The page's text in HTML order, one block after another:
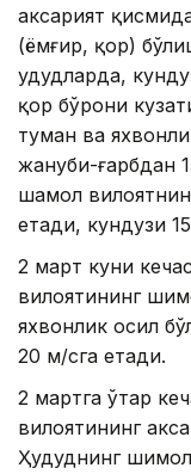
аксарият
(ёмғир, қор)
ҳудудларда,
қор бўрони
туман ва
жануби-ғарбдан
шамол
етади, кундузи
2 март куни
вилоятининг
яхвонлик ҳосил
20 м/сга етади.
2 мартга ўтар
вилоятининг
Ҳудуднинг